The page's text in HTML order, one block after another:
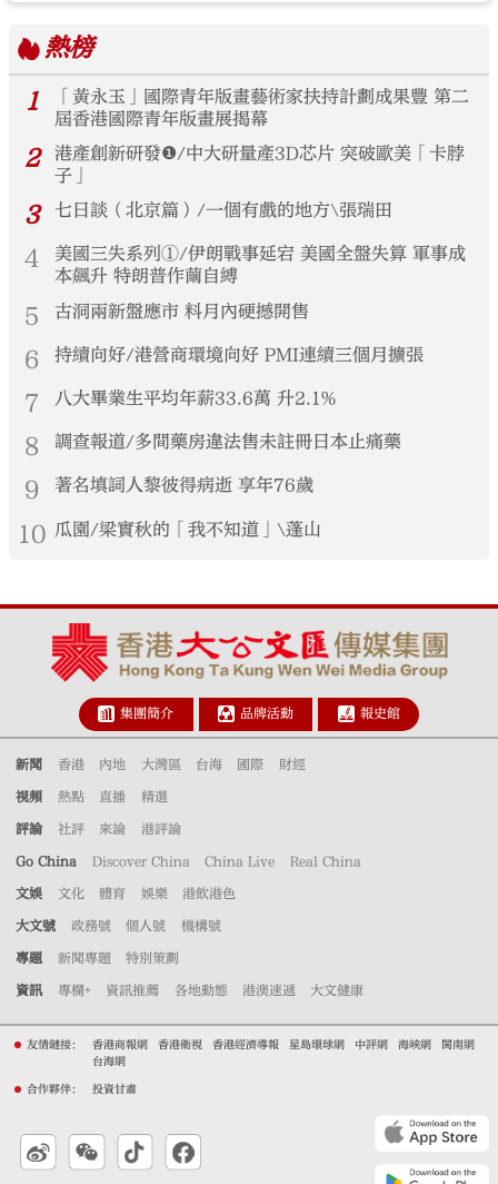
熱榜
1
「黃永玉」國際青年版畫藝術家扶持計劃成果豐 第二
屆香港國際青年版畫展揭幕
2
港產創新研發❶/中大研量產3D芯片 突破歐美「卡脖
子」
3 七日談（北京篇）/一個有戲的地方\張瑞田
4
美國三失系列①/伊朗戰事延宕 美國全盤失算 軍事成
本飆升 特朗普作繭自縛
5 古洞兩新盤應市 料月內硬撼開售
6 持續向好/港營商環境向好 PMI連續三個月擴張
7 八大畢業生平均年薪33.6萬 升2.1%
8 調查報道/多間藥房違法售未註冊日本止痛藥
9 著名填詞人黎彼得病逝 享年76歲
10 瓜園/梁實秋的「我不知道」\蓬山
集團簡介 品牌活動 報史館
新聞 香港 內地 大灣區 台海 國際 財經
視頻 熱點 直播 精選
評論 社評 來論 港評論
Go China Discover China China Live Real China
文娛 文化 體育 娛樂 港飲港色
大文號 政務號 個人號 機構號
專題 新聞專題 特別策劃
資訊 專欄+ 資訊推薦 各地動態 港澳速遞 大文健康
友情鏈接： 香港商報網 香港衛視 香港經濟導報 星島環球網 中評網 海峽網
閩南網
台海網
合作夥伴： 投資甘肅